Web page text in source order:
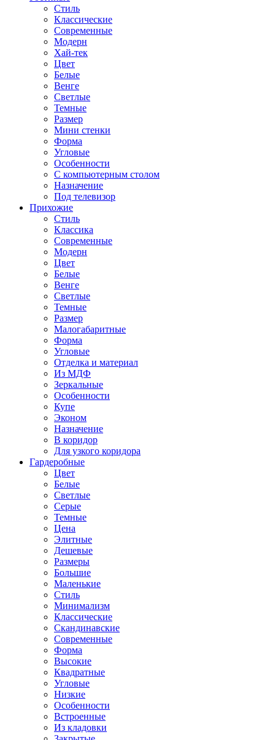
Стиль
Классические
Современные
Модерн
Хай-тек
Цвет
Белые
Венге
Светлые
Темные
Размер
Мини стенки
Форма
Угловые
Особенности
С компьютерным столом
Назначение
Под телевизор
Прихожие
Стиль
Классика
Современные
Модерн
Цвет
Белые
Венге
Светлые
Темные
Размер
Малогабаритные
Форма
Угловые
Отделка и материал
Из МДФ
Зеркальные
Особенности
Купе
Эконом
Назначение
В коридор
Для узкого коридора
Гардеробные
Цвет
Белые
Светлые
Серые
Темные
Цена
Элитные
Дешевые
Размеры
Большие
Маленькие
Стиль
Минимализм
Классические
Скандинавские
Современные
Форма
Высокие
Квадратные
Угловые
Низкие
Особенности
Встроенные
Из кладовки